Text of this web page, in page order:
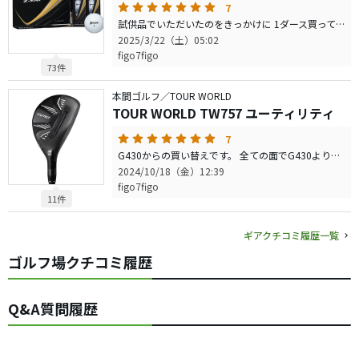
73件
7
試供品でいただいたのをきっかけに 1ダース買ってみました。 普段はpro v1x使用です。 飛距離、スピン、打感と申し分なく、あとはプレーヤーのフィーリング次第なレベルに来ていると思います。（他者との比較） 耐久性はブリヂストンと二強かとおもいますし、価格的にも外ブラと比較して選ばれる理由になるかと思います。 良いボールです。
2025/3/22（土）05:02
figo7figo
11件
本間ゴルフ／TOUR WORLD
TOUR WORLD TW757 ユーティリティ
7
G430からの買い替えです。 全ての面でG430より上かと思います。 ニッチなクラブですが、名器間違いなしと思います。 7wの下に24度を入れてますが キャリー200を高弾道で簡単に打てます。 左に巻くこともなく、フェードで打ちやすいです。 21〜220ヤードのパー3が多いので重宝してます。 今なら安いと思うので、このシャフトでお試し下さい。 純正シャフト素晴らしい出来です。
2024/10/18（金）12:39
figo7figo
ギアクチコミ履歴一覧
ゴルフ場クチコミ履歴
Q&A質問履歴